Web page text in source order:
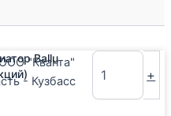
"Кванта"
- Кузбасс
Ballu
+